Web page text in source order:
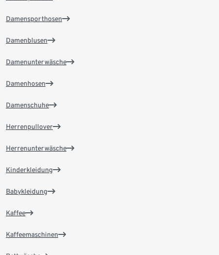
Damensporthosen
Damenblusen
Damenunterwäsche
Damenhosen
Damenschuhe
Herrenpullover
Herrenunterwäsche
Kinderkleidung
Babykleidung
Kaffee
Kaffeemaschinen